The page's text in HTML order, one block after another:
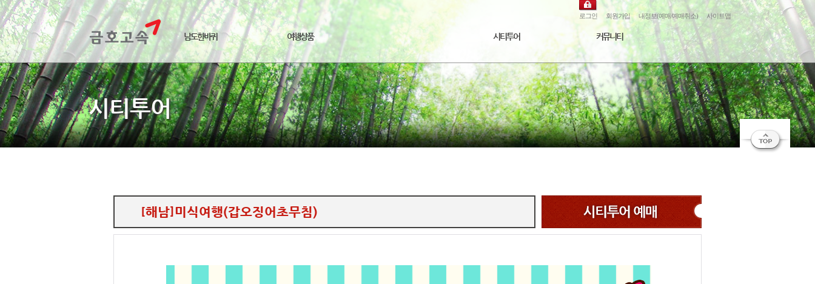
로그인 회원가입 내정보(예매/예매취소) 사이트맵
남도한바퀴 여행상품 시티투어 커뮤니티
시티투어
[해남]미식여행(갑오징어초무침)